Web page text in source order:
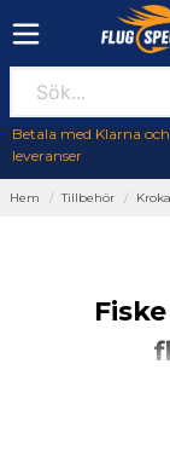
Betala med Klarna
leveranser
Hem Tillbehör
Utforska vårt